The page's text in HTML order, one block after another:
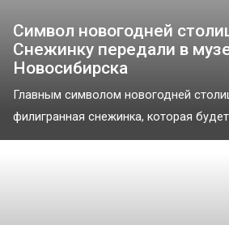
Символ новогодней
Снежинку передали в
Новосибирска
Главным символом новогодней
филигранная снежинка, которая будет